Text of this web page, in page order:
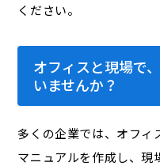
ください。
オフィスと現場で
いませんか？
多くの企業では、オフィ
マニュアルを作成し、現